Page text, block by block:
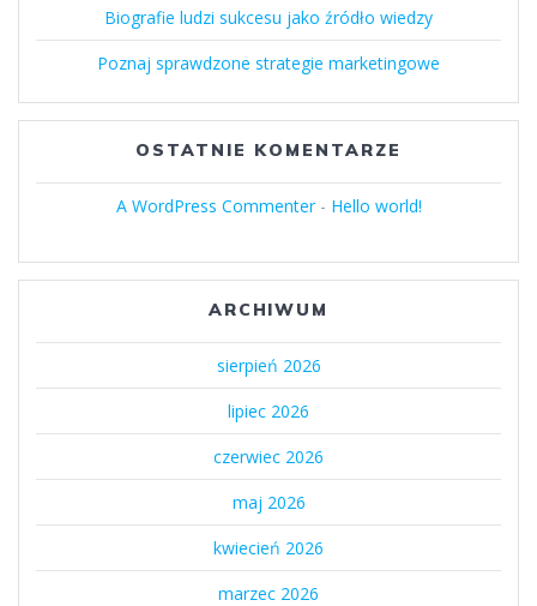
Biografie ludzi sukcesu jako źródło wiedzy
Poznaj sprawdzone strategie marketingowe
OSTATNIE KOMENTARZE
A WordPress Commenter- Hello world!
ARCHIWUM
sierpień 2026
lipiec 2026
czerwiec 2026
maj 2026
kwiecień 2026
marzec 2026